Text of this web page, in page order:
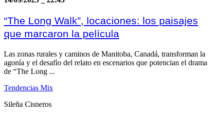
“The Long Walk”, locaciones: los paisajes
que marcaron la película
Las zonas rurales y caminos de Manitoba, Canadá, transforman la
agonía y el desafío del relato en escenarios que potencian el drama
de “The Long ...
Tendencias Mix
Sileña Cisneros